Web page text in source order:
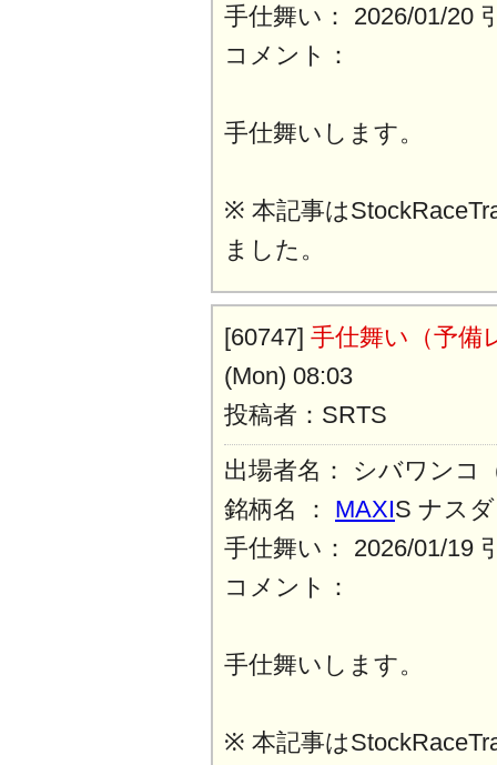
手仕舞い： 2026/01/20
コメント：
手仕舞いします。
※ 本記事は
ました。
[60747] 手仕舞い（予備
(Mon) 08:03
投稿者：SRTS
出場者名： シバワンコ
銘柄名 ： MAXIS ナス
手仕舞い： 2026/01/19
コメント：
手仕舞いします。
※ 本記事は